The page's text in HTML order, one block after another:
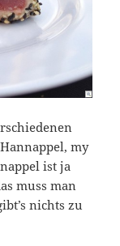
my
ist ja
muss man
nichts zu